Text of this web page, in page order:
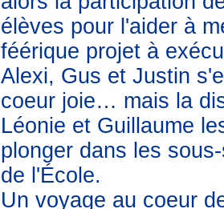
élèves pour l'aider à
féérique projet à
Alexi, Gus et Justin
coeur joie… mais la
Léonie et Guillaume
plonger dans les
de l'École.
Un voyage au coeur